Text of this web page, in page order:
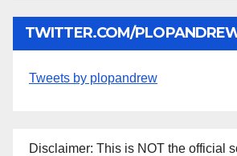
TWITTER.COM/
Tweets by plopandrew
Disclaimer: This is NOT the official